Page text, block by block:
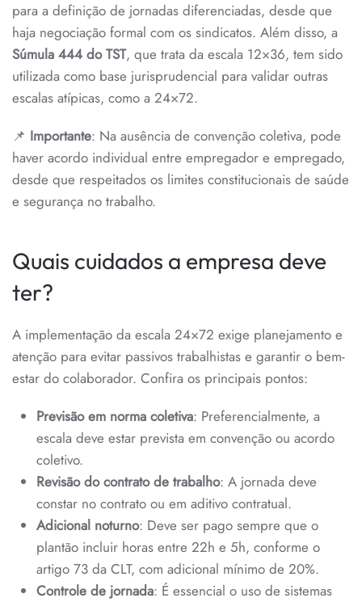
para a definição de jornadas diferenciadas, desde que
haja negociação formal com os sindicatos. Além disso, a
Súmula 444 do TST, que trata da escala 12×36, tem sido
utilizada como base jurisprudencial para validar outras
escalas atípicas, como a 24×72.
📌 Importante: Na ausência de convenção coletiva, pode
haver acordo individual entre empregador e empregado,
desde que respeitados os limites constitucionais de saúde
e segurança no trabalho.
Quais cuidados a empresa deve
ter?
A implementação da escala 24×72 exige planejamento e
atenção para evitar passivos trabalhistas e garantir o bem-
estar do colaborador. Confira os principais pontos:
Previsão em norma coletiva: Preferencialmente, a
escala deve estar prevista em convenção ou acordo
coletivo.
Revisão do contrato de trabalho: A jornada deve
constar no contrato ou em aditivo contratual.
Adicional noturno: Deve ser pago sempre que o
plantão incluir horas entre 22h e 5h, conforme o
artigo 73 da CLT, com adicional mínimo de 20%.
Controle de jornada: É essencial o uso de sistemas